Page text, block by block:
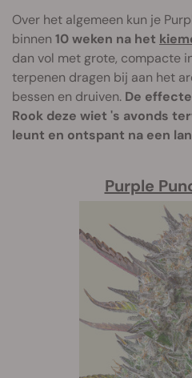
Over het algemeen kun je
binnen 10 weken na het
dan vol met grote, compacte
terpenen dragen bij aan het
bessen en druiven. De
Rook deze wiet 's avonds
leunt en ontspant na een
Purple